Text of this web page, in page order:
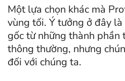
Một lựa chọn khác mà
vùng tối. Ý tưởng ở đây
gốc từ những thành
thông thường, nhưng
đối với chúng ta.